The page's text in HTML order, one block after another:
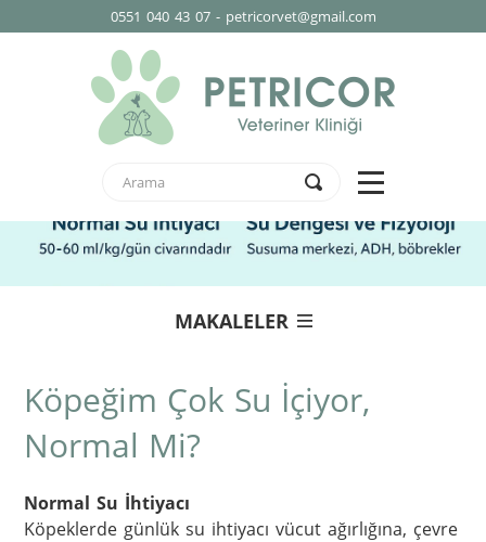
0551 040 43 07 - petricorvet@gmail.com
MAKALELER
Köpeğim Çok Su İçiyor,
Normal Mi?
Normal Su İhtiyacı
Köpeklerde günlük su ihtiyacı vücut ağırlığına, çevre